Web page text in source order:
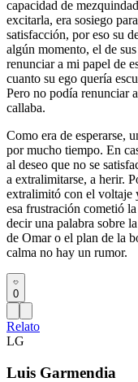
capacidad de
excitarla, era sosiego
satisfacción, por eso su
algún momento, el de
renunciar a mi papel de
cuanto su ego quería
Pero no podía renunciar
callaba.
Como era de esperarse,
por mucho tiempo. En
al deseo que no se
a extralimitarse, a herir.
extralimitó con el voltaje
esa frustración cometió
decir una palabra sobre
de Omar o el plan de la
calma no hay un rumor.
0
Relato
LG
Luis Garmendia